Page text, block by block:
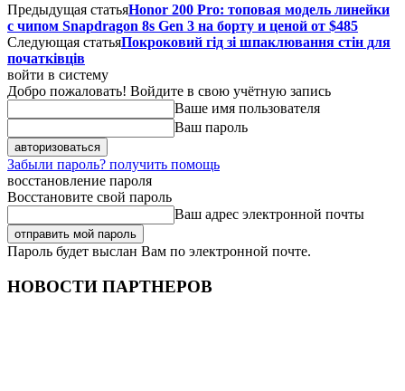
Предыдущая статьяHonor 200 Pro: топовая модель линейки
с чипом Snapdragon 8s Gen 3 на борту и ценой от $485
Следующая статьяПокроковий гід зі шпаклювання стін для
початківців
войти в систему
Добро пожаловать! Войдите в свою учётную запись
Ваше имя пользователя
Ваш пароль
Забыли пароль? получить помощь
восстановление пароля
Восстановите свой пароль
Ваш адрес электронной почты
Пароль будет выслан Вам по электронной почте.
НОВОСТИ ПАРТНЕРОВ